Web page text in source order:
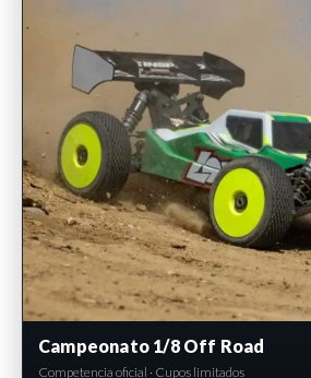
Campeonato 1/8 Off Road
Competencia oficial · Cupos limitados